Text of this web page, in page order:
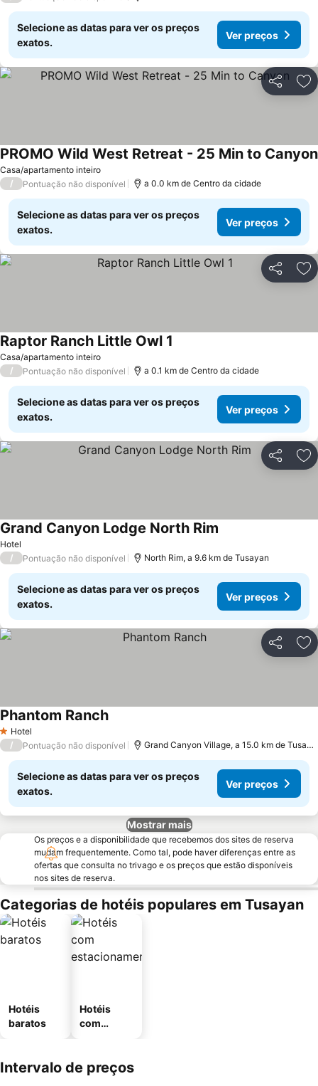
Selecione as datas para ver os preços
exatos.
Ver preços
Partilhar
Casa/apartamento inteiro
PROMO Wild West Retreat - 25 Min to Canyon
/ Pontuação não disponível a 0.0 km de Centro da cidade
Selecione as datas para ver os preços
exatos.
Ver preços
Partilhar
Casa/apartamento inteiro
Raptor Ranch Little Owl 1
/ Pontuação não disponível a 0.1 km de Centro da cidade
Selecione as datas para ver os preços
exatos.
Ver preços
Partilhar
Hotel
Grand Canyon Lodge North Rim
/ Pontuação não disponível North Rim, a 9.6 km de Tusayan
Selecione as datas para ver os preços
exatos.
Ver preços
Partilhar
1 Estrelas
Hotel
Phantom RanchVer preços
/ Pontuação não disponível Grand Canyon Village, a 15.0 km de
Selecione as datas para ver os preços
exatos.
Ver preços
Mostrar mais
Os preços e a disponibilidade que recebemos dos sites de reserva
mudam frequentemente. Como tal, pode haver diferenças entre as
ofertas que consulta no trivago e os preços que estão disponíveis
nos sites de reserva.
Categorias de hotéis populares em Tusayan
Hotéis
baratos
Hotéis
com
Intervalo de preços